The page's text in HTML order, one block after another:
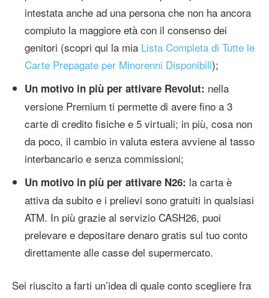
intestata anche ad una persona che non ha ancora
compiuto la maggiore età con il consenso dei
genitori (scopri qui la mia Lista Completa di Tutte le
Carte Prepagate per Minorenni Disponibili);
Un motivo in più per attivare Revolut: nella
versione Premium ti permette di avere fino a 3
carte di credito fisiche e 5 virtuali; in più, cosa non
da poco, il cambio in valuta estera avviene al tasso
interbancario e senza commissioni;
Un motivo in più per attivare N26: la carta è
attiva da subito e i prelievi sono gratuiti in qualsiasi
ATM. In più grazie al servizio CASH26, puoi
prelevare e depositare denaro gratis sul tuo conto
direttamente alle casse del supermercato.
Sei riuscito a farti un’idea di quale conto scegliere fra